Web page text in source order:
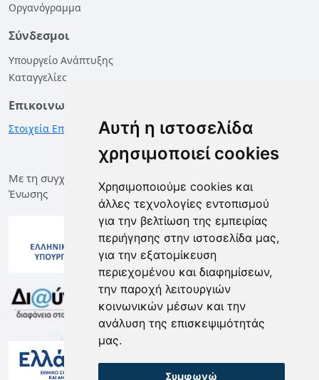
Αυτή η ιστοσελίδα
χρησιμοποιεί cookies
Χρησιμοποιούμε cookies και
άλλες τεχνολογίες εντοπισμού
για την βελτίωση της εμπειρίας
περιήγησης στην ιστοσελίδα μας,
για την εξατομίκευση
περιεχομένου και διαφημίσεων,
την παροχή λειτουργιών
κοινωνικών μέσων και την
ανάλυση της επισκεψιμότητάς
μας.
Συμφωνώ
Οργανόγραμμα
Σύνδεσμοι
Υπουργείο Ανάπτυξης
Καταγγελίες
Επικοινωνία
Στοιχεία Επικοινωνίας
Με τη συγχρηματοδότηση της Ελλάδας και της Ευρωπαϊκής
Ένωσης